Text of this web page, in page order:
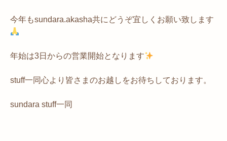
今年もsundara.akasha共にどうぞ宜しくお願い致します
年始は3日からの営業開始となります
stuff一同心より皆さまのお越しをお待ちしております。
sundara stuff一同